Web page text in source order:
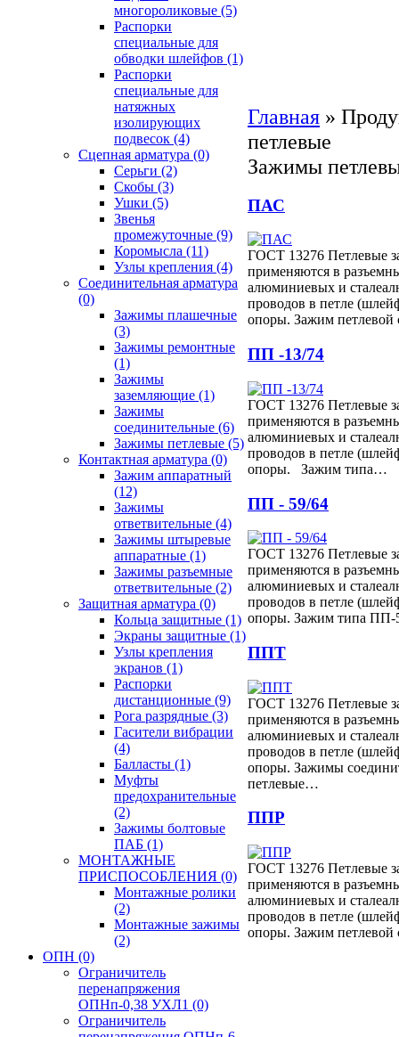
многороликовые (5)
Распорки
специальные для
обводки шлейфов (1)
Распорки
специальные для
натяжных
изолирующих
подвесок (4)
Сцепная арматура (0)
Серьги (2)
Скобы (3)
Ушки (5)
Звенья
промежуточные (9)
Коромысла (11)
Узлы крепления (4)
Соединительная арматура
(0)
Зажимы плашечные
(3)
Зажимы ремонтные
(1)
Зажимы
заземляющие (1)
Зажимы
соединительные (6)
Зажимы петлевые (5)
Контактная арматура (0)
Зажим аппаратный
(12)
Зажимы
ответвительные (4)
Зажимы штыревые
аппаратные (1)
Зажимы разъемные
ответвительные (2)
Защитная арматура (0)
Кольца защитные (1)
Экраны защитные (1)
Узлы крепления
экранов (1)
Распорки
дистанционные (9)
Рога разрядные (3)
Гасители вибрации
(4)
Балласты (1)
Муфты
предохранительные
(2)
Зажимы болтовые
ПАБ (1)
МОНТАЖНЫЕ
ПРИСПОСОБЛЕНИЯ (0)
Монтажные ролики
(2)
Монтажные зажимы
(2)
ОПН (0)
Ограничитель
перенапряжения
ОПНп-0,38 УХЛ1 (0)
Ограничитель
Главная »
петлевые
Зажимы
ПАС
ГОСТ 13276 Петлевые
применяются в
алюминиевых и
проводов в петле
опоры. Зажим
ПП -13/74
ГОСТ 13276 Петлевые
применяются в
алюминиевых и
проводов в петле
опоры. Зажим типа…
ПП - 59/64
ГОСТ 13276 Петлевые
применяются в
алюминиевых и
проводов в петле
опоры. Зажим типа
ППТ
ГОСТ 13276 Петлевые
применяются в
алюминиевых и
проводов в петле
опоры. Зажимы
петлевые…
ППР
ГОСТ 13276 Петлевые
применяются в
алюминиевых и
проводов в петле
опоры. Зажим